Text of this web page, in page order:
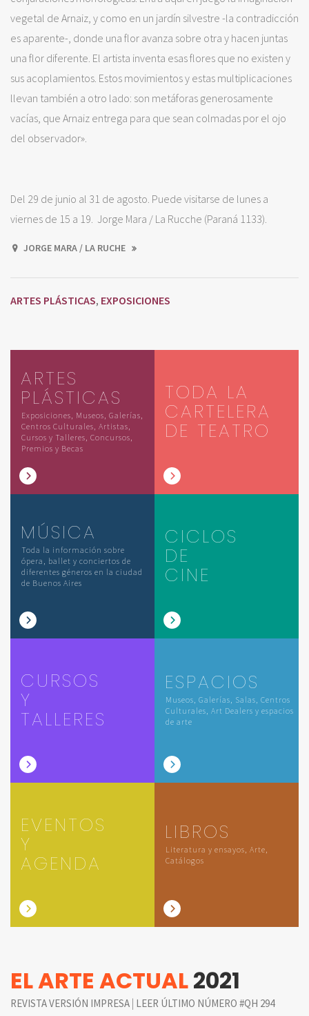
vegetal de Arnaiz, y como en un jardín silvestre -la contradicción
es aparente-, donde una flor avanza sobre otra y hacen juntas
una flor diferente. El artista inventa esas flores que no existen y
sus acoplamientos. Estos movimientos y estas multiplicaciones
llevan también a otro lado: son metáforas generosamente
vacías, que Arnaiz entrega para que sean colmadas por el ojo
del observador».
Del 29 de junio al 31 de agosto. Puede visitarse de lunes a
viernes de 15 a 19. Jorge Mara / La Rucche (Paraná 1133).
JORGE MARA / LA RUCHE
ARTES PLÁSTICAS, EXPOSICIONES
ARTES
PLÁSTICAS
Exposiciones, Museos, Galerías,
Centros Culturales, Artistas,
Cursos y Talleres, Concursos,
Premios y Becas
TODA LA
CARTELERA
DE TEATRO
MÚSICA
Toda la información sobre
ópera, ballet y conciertos de
diferentes géneros en la ciudad
de Buenos Aires
CICLOS
DE
CINE
CURSOS
Y
TALLERES
ESPACIOS
Museos, Galerías, Salas, Centros
Culturales, Art Dealers y espacios
de arte
EVENTOS
Y
AGENDA
LIBROS
Literatura y ensayos, Arte,
Catálogos
EL ARTE ACTUAL2021
REVISTA VERSIÓN IMPRESA | LEER ÚLTIMO NÚMERO #QH 294